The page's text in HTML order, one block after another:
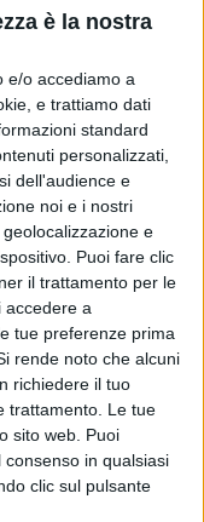
è la nostra
e/o accediamo a
e trattiamo dati
standard
personalizzati,
dell'audience e
noi e i nostri
e
Puoi fare clic
il trattamento per le
accedere a
tue preferenze prima
rende noto che alcuni
richiedere il tuo
trattamento. Le tue
sito web. Puoi
in qualsiasi
clic sul pulsante